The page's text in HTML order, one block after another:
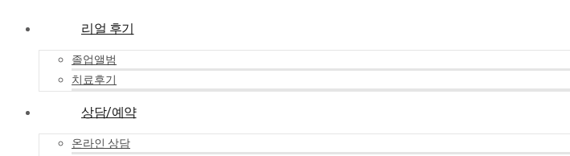
리얼 후기
졸업앨범
치료후기
상담/예약
온라인 상담